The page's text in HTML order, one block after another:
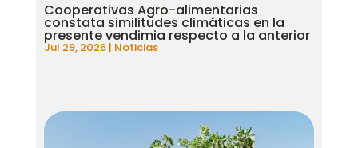
Cooperativas Agro-alimentarias
constata similitudes climáticas en la
presente vendimia respecto a la anterior
Jul 29, 2026| Noticias